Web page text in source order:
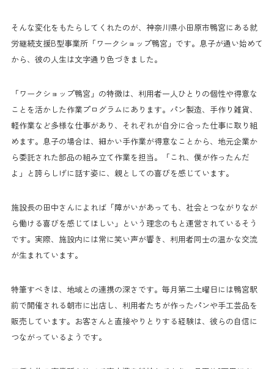
そんな変化をもたらしてくれたのが、神奈川県小田原市鴨宮にある就
労継続支援B型事業所「ワークショップ鴨宮」です。息子が通い始めて
から、彼の人生は文字通り色づきました。
「ワークショップ鴨宮」の特徴は、利用者一人ひとりの個性や得意な
ことを活かした作業プログラムにあります。パン製造、手作り雑貨、
軽作業など多様な仕事があり、それぞれが自分に合った仕事に取り組
めます。息子の場合は、細かい手作業が得意なことから、地元企業か
ら委託された部品の組み立て作業を担当。「これ、僕が作ったんだ
よ」と誇らしげに話す姿に、親としての喜びを感じています。
施設長の田中さんによれば「障がいがあっても、社会とつながりなが
ら働ける喜びを感じてほしい」という理念のもと運営されているそう
です。実際、施設内には常に笑い声が響き、利用者同士の温かな交流
が生まれています。
特筆すべきは、地域との連携の深さです。毎月第二土曜日には鴨宮駅
前で開催される朝市に出店し、利用者たちが作ったパンや手工芸品を
販売しています。お客さんと直接やりとりする経験は、彼らの自信に
つながっているようです。